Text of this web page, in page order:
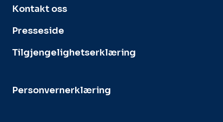
Kontakt oss
Presseside
Tilgjengelighetserklæring
Personvernerklæring